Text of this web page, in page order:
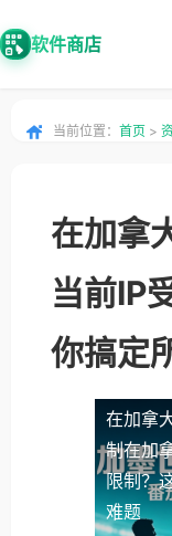
软件商店
当前位置： 首页 >
在加拿
当前IP
你搞定
在加拿
制在加
限制？
难题